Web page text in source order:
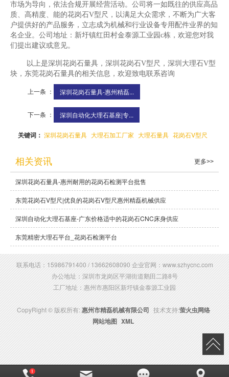
市场为导向，依法合规开展经营活动。公司将一如既往的供应高品
质、高精度、能的花岗石V型尺，以满足大众需求，不断为广大客
户提供好的产品服务，立志成为机械和行业设备专用配件业界的知
名企业。公司地址：新圩镇红田村金泰源工业园c栋，欢迎您对我
们提出建议或意见。
以上是深圳花岗石量具，深圳花岗石V型尺，深圳大理石V型
块，东莞花岗石量具的相关信息，欢迎致电联系咨询
上一条 ： 深圳花岗石量具-惠州精磊...
下一条 ： 深圳自动化大理石基座|专...
关键词： 深圳花岗石量具 大理石加工厂家 大理石量具 花岗石V型尺
相关资讯 更多>>
深圳花岗石量具-惠州耐用的花岗石检测平台批售
东莞花岗石V型尺|优良的花岗石V型尺惠州精磊机械供应
深圳自动化大理石基座-广东价格适中的花岗石CNC床身供应
东莞精密大理石平台_花岗石检测平台
联系电话：15986791400 / 13662608090 企业官网：www.szhycnc.com
办公地址：深圳市龙岗区平湖街道鹅田二路8号
工厂地址：惠州市惠阳区新圩镇金泰源工业园
CopyRight © 版权所有:惠州市精磊机械有限公司 技术支持:萤火虫网络
网站地图 XML